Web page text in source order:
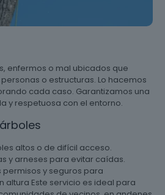
enfermos o mal ubicados que
o estructuras. Lo hacemos
cada caso. Garantizamos una
y respetuosa con el entorno.
altos o de difícil acceso.
y arneses para evitar caídas.
y seguros para
Este servicio es ideal para